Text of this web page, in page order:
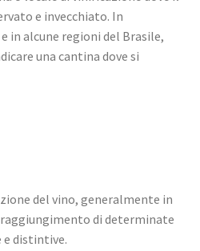
e invecchiato. In
in alcune regioni del Brasile,
una cantina dove si
del vino, generalmente in
di determinate
distintive.